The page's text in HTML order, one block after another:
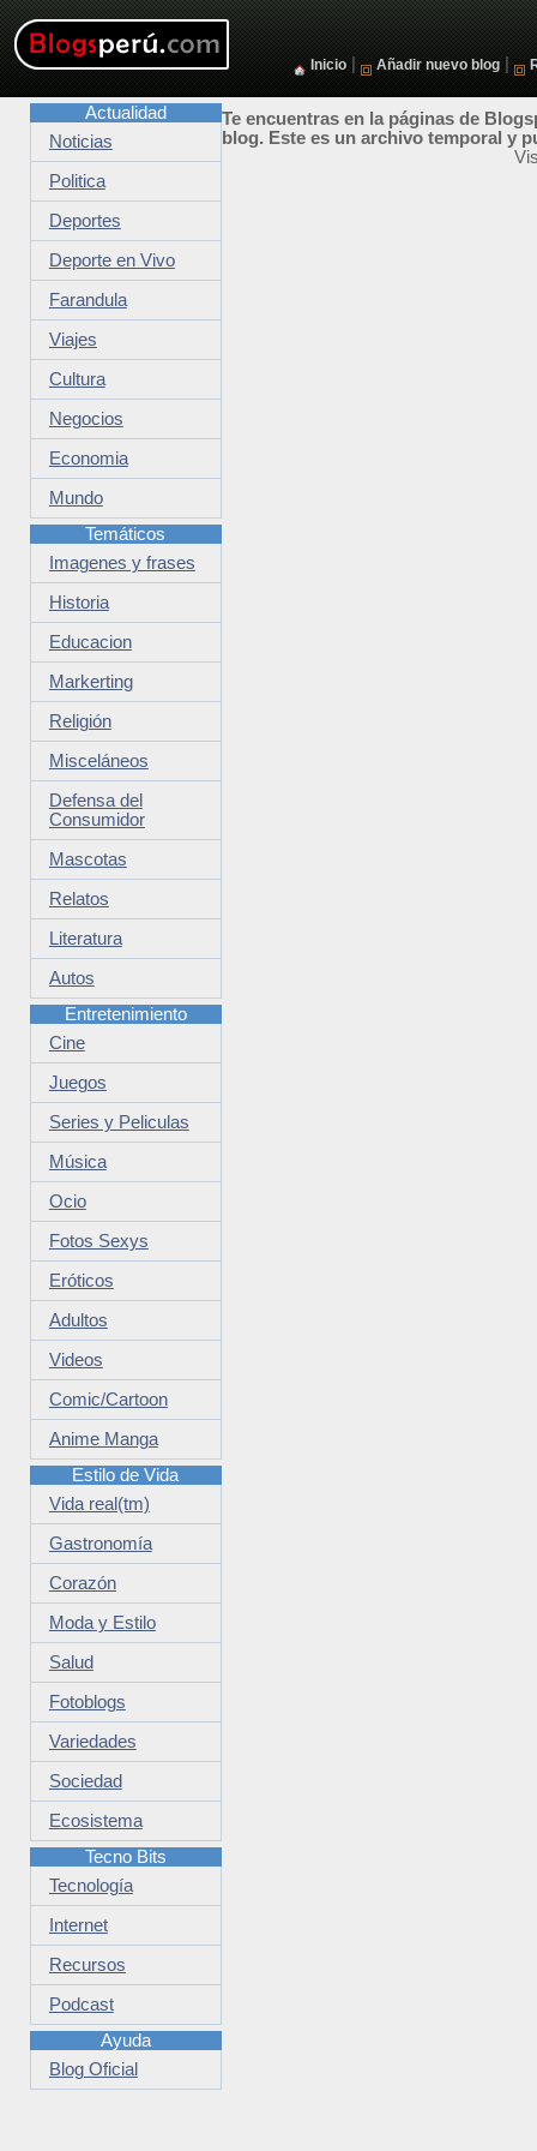
Inicio Añadir nuevo blog
Te encuentras en la páginas de
blog. Este es un archivo temporal y
Actualidad
Noticias
Politica
Deportes
Deporte en Vivo
Farandula
Viajes
Cultura
Negocios
Economia
Mundo
Temáticos
Imagenes y frases
Historia
Educacion
Markerting
Religión
Misceláneos
Defensa del
Consumidor
Mascotas
Relatos
Literatura
Autos
Entretenimiento
Cine
Juegos
Series y Peliculas
Música
Ocio
Fotos Sexys
Eróticos
Adultos
Videos
Comic/Cartoon
Anime Manga
Estilo de Vida
Vida real(tm)
Gastronomía
Corazón
Moda y Estilo
Salud
Fotoblogs
Variedades
Sociedad
Ecosistema
Tecno Bits
Tecnología
Internet
Recursos
Podcast
Ayuda
Blog Oficial